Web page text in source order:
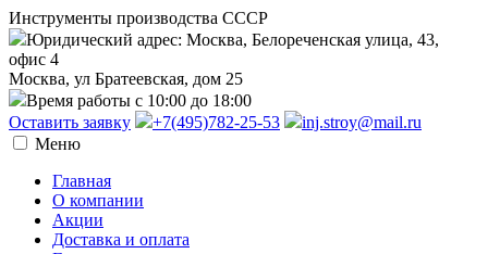
Инструменты производства СССР
Юридический адрес: Москва, Белореченская улица, 43,
офис 4
Москва, ул Братеевская, дом 25
Время работы с 10:00 до 18:00
Оставить заявку
+7(495)782-25-53
inj.stroy@mail.ru
Меню
Главная
О компании
Акции
Доставка и оплата